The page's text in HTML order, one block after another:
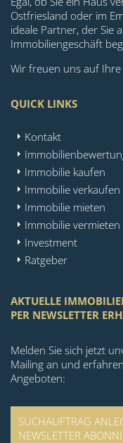
Ostfriesland oder im
ideale Partner, der Sie
Immobiliengeschäft
Wir freuen uns auf Ihre
QUICK LINKS
Kontakt
Immobilie kaufen
Immobilie verkaufen
Immobilie mieten
Immobilie vermieten
Investment
Ratgeber
AKTUELLE
PER NEWSLETTER
Melden Sie sich jetzt
Mailing an und
Angeboten:
SUCHAUFTRAG
NEWSLETTER